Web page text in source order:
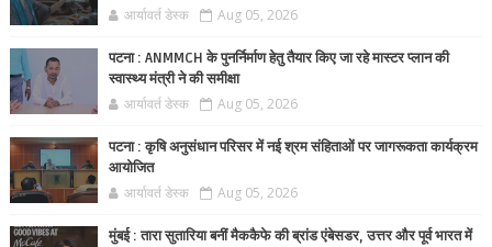
आर्यावर्त डेस्क Aug 05, 2026
पटना : ANMMCH के पुनर्निर्माण हेतु तैयार किए जा रहे मास्टर प्लान की
स्वास्थ्य मंत्री ने की समीक्षा
आर्यावर्त डेस्क Aug 05, 2026
पटना : कृषि अनुसंधान परिसर में नई श्रम संहिताओं पर जागरूकता कार्यक्रम
आयोजित
आर्यावर्त डेस्क Aug 05, 2026
मुंबई : तारा सुतारिया बनीं मैककैफे की ब्रांड एंबेसडर, उत्तर और पूर्व भारत में